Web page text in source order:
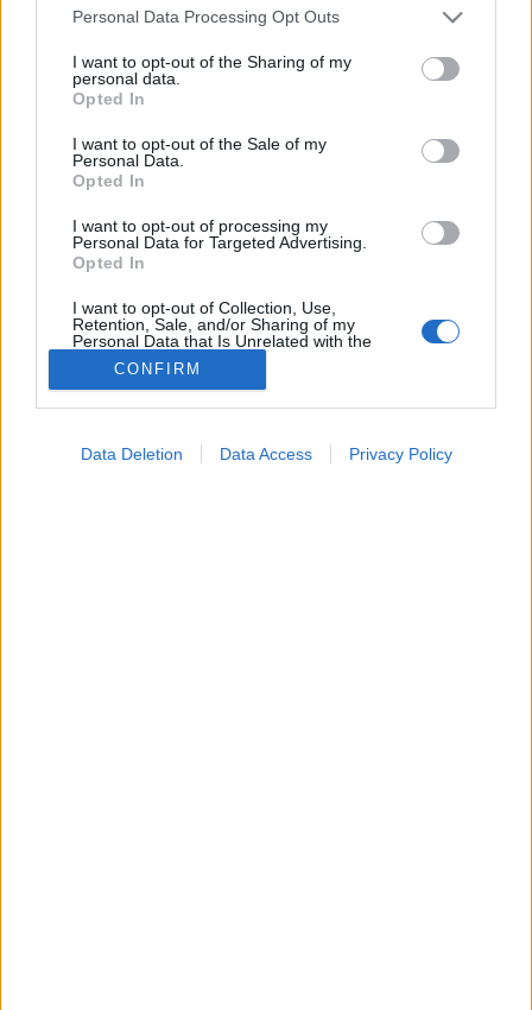
Please note that this website/app uses one or more Google
not limited to your visit or usage behaviour. You may click to
grant or deny consent to Google and its third-party tags to
use your data for below specified purposes in below Google
consent section.
Personal Data Processing Opt Outs
I want to opt-out of the Sharing of my
personal data.
Opted In
I want to opt-out of the Sale of my
Personal Data.
Opted In
I want to opt-out of processing my
Personal Data for Targeted Advertising.
Opted In
I want to opt-out of Collection, Use,
Retention, Sale, and/or Sharing of my
Personal Data that Is Unrelated with the
Purposes for which it was collected.
Opted Out
CONFIRM
Data Deletion Data Access Privacy Policy
Vashiány